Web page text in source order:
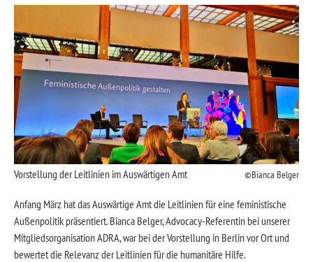
Vorstellung der Leitlinien im Auswärtigen Amt Bianca Belger
Anfang März hat das Auswärtige Amt die Leitlinien für eine feministische
Außenpolitik präsentiert. Bianca Belger, Advocacy-Referentin bei unserer
Mitgliedsorganisation ADRA, war bei der Vorstellung in Berlin vor Ort und
bewertet die Relevanz der Leitlinien für die humanitäre Hilfe.